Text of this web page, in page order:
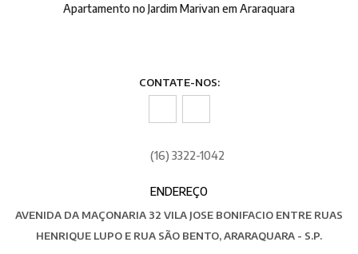
Apartamento no Jardim Marivan em Araraquara
CONTATE-NOS:
(16) 3322-1042
ENDEREÇO
AVENIDA DA MAÇONARIA 32 VILA JOSE BONIFACIO ENTRE RUAS
HENRIQUE LUPO E RUA SÃO BENTO, ARARAQUARA - S.P.